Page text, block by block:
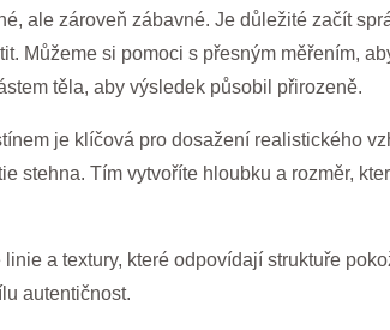
ale zároveň zábavné. Je důležité začít
Můžeme si pomoci s přesným měřením,
těla, aby výsledek působil přirozeně.
je klíčová pro dosažení realistického
stehna. Tím vytvoříte hloubku a rozměr,
a textury, které odpovídají struktuře
autentičnost.